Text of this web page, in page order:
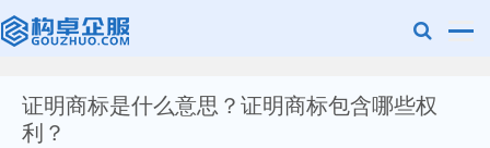
赣州乐融知识
证明商标是什么意思？证明商标包含哪些权
利？